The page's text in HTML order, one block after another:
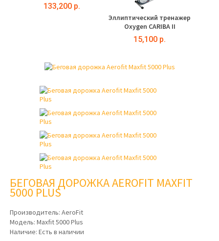
133,200 р.
Эллиптический тренажер
Oxygen CARIBA II
15,100 р.
БЕГОВАЯ ДОРОЖКА AEROFIT MAXFIT
5000 PLUS
Производитель: AeroFit
Модель: Maxfit 5000 Plus
Наличие: Есть в наличии